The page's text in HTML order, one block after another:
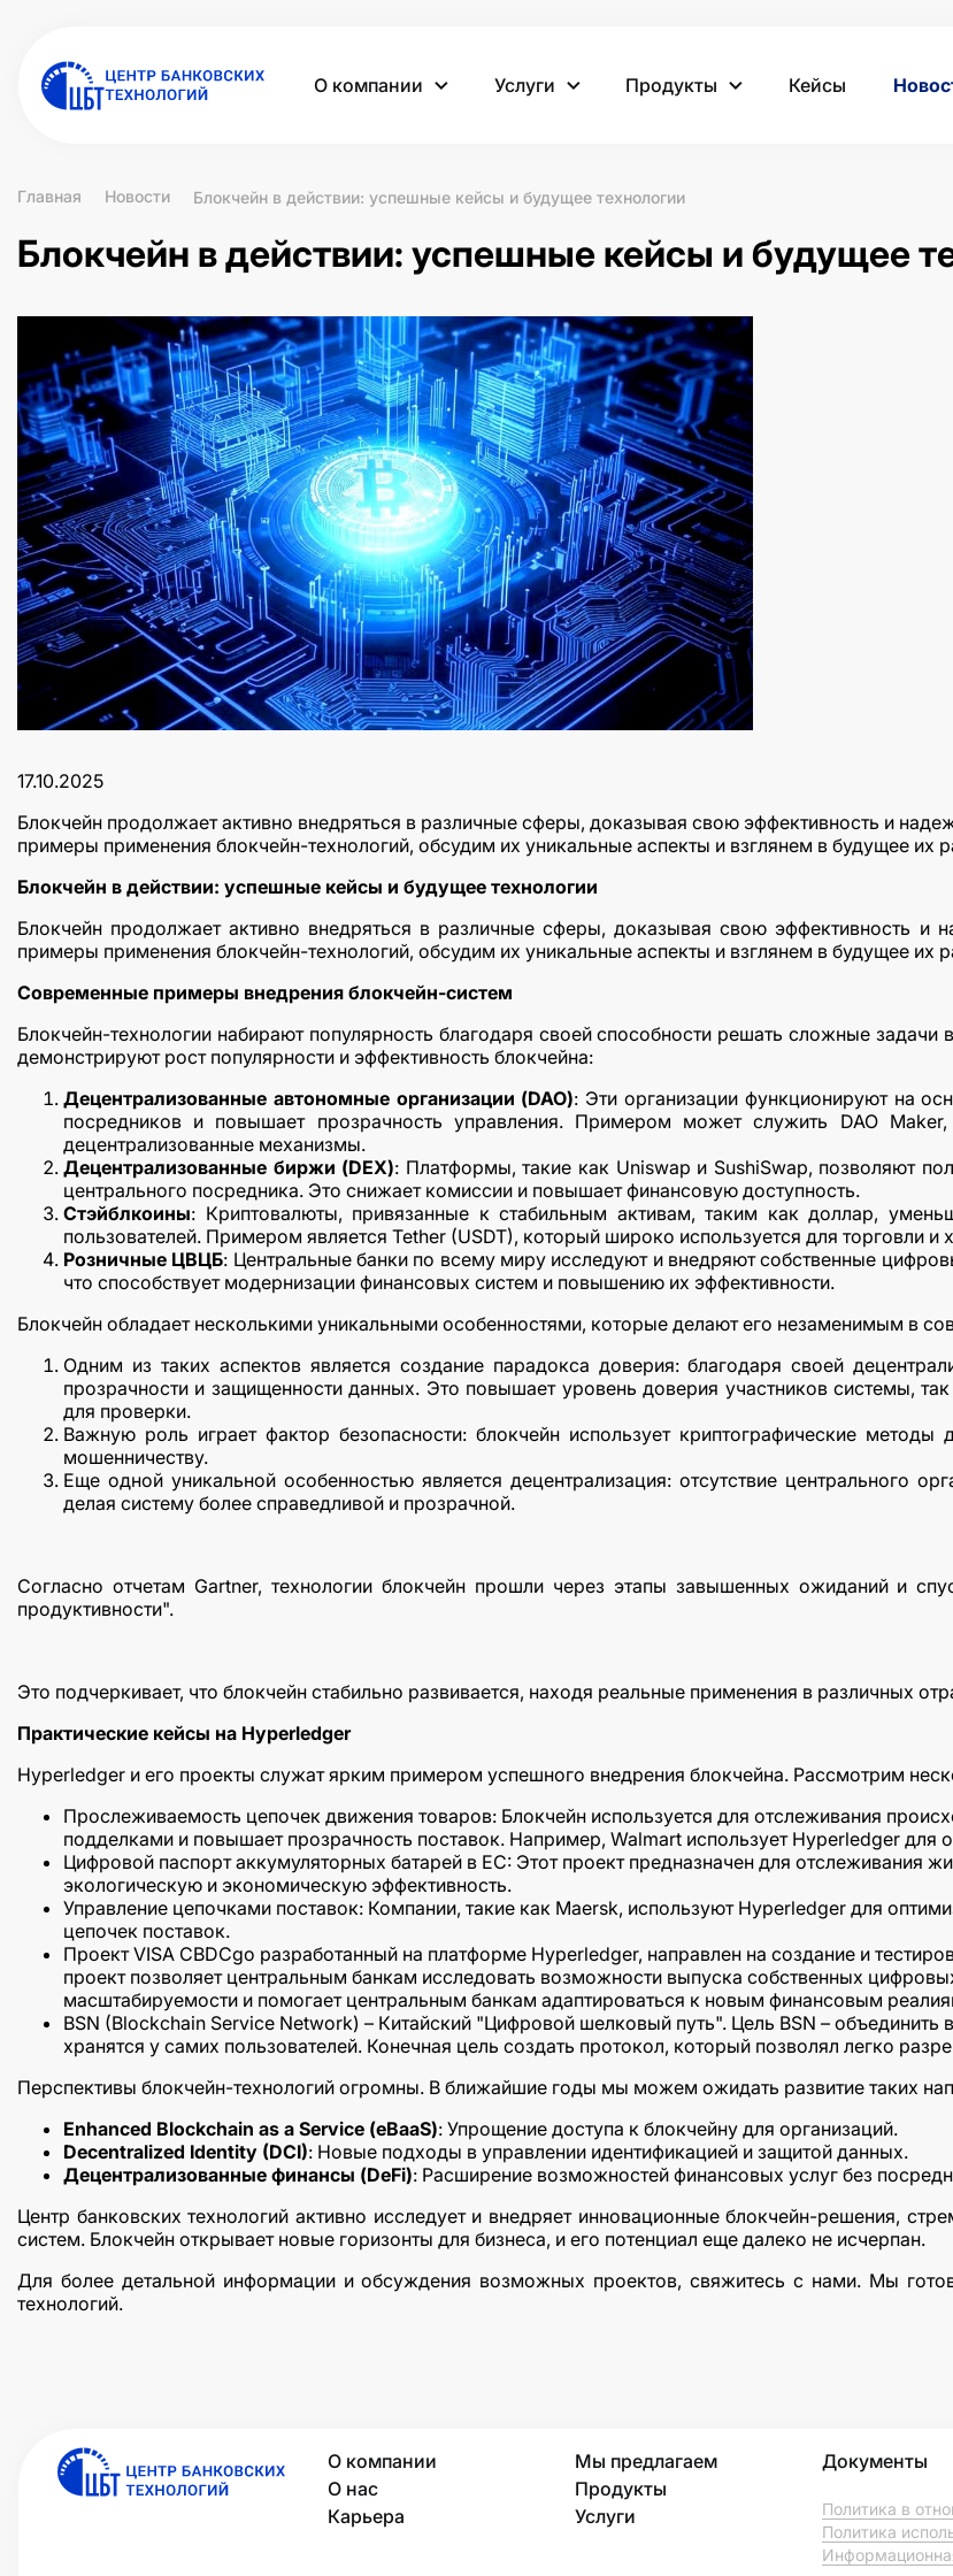
О компании Услуги Продукты Кейсы
Главная Новости Блокчейн в действии: успешные кейсы и будущее технологии
Блокчейн в действии: успешные кейсы и будущее
17.10.2025
Блокчейн продолжает активно внедряться в различные сферы, доказывая свою эффективность и
примеры применения блокчейн-технологий, обсудим их уникальные аспекты и взглянем в будущее их
Блокчейн в действии: успешные кейсы и будущее технологии
Блокчейн продолжает активно внедряться в различные сферы, доказывая свою эффективность
примеры применения блокчейн-технологий, обсудим их уникальные аспекты и взглянем в будущее их
Современные примеры внедрения блокчейн-систем
Блокчейн-технологии набирают популярность благодаря своей способности решать сложные
демонстрируют рост популярности и эффективность блокчейна:
Децентрализованные автономные организации (DAO): Эти организации функционируют на
посредников и повышает прозрачность управления. Примером может служить DAO
децентрализованные механизмы.
Децентрализованные биржи (DEX): Платформы, такие как Uniswap и SushiSwap, позволяют
центрального посредника. Это снижает комиссии и повышает финансовую доступность.
Стэйблкоины: Криптовалюты, привязанные к стабильным активам, таким как доллар,
пользователей. Примером является Tether (USDT), который широко используется для торговли и
Розничные ЦВЦБ: Центральные банки по всему миру исследуют и внедряют собственные
что способствует модернизации финансовых систем и повышению их эффективности.
Блокчейн обладает несколькими уникальными особенностями, которые делают его незаменимым в
Одним из таких аспектов является создание парадокса доверия: благодаря своей
прозрачности и защищенности данных. Это повышает уровень доверия участников системы,
для проверки.
Важную роль играет фактор безопасности: блокчейн использует криптографические
мошенничеству.
Еще одной уникальной особенностью является децентрализация: отсутствие центрального
делая систему более справедливой и прозрачной.
Согласно отчетам Gartner, технологии блокчейн прошли через этапы завышенных ожиданий и
продуктивности".
Это подчеркивает, что блокчейн стабильно развивается, находя реальные применения в различных
Практические кейсы на Hyperledger
Hyperledger и его проекты служат ярким примером успешного внедрения блокчейна. Рассмотрим
Прослеживаемость цепочек движения товаров: Блокчейн используется для отслеживания
подделками и повышает прозрачность поставок. Например, Walmart использует Hyperledger для
Цифровой паспорт аккумуляторных батарей в ЕС: Этот проект предназначен для отслеживания
экологическую и экономическую эффективность.
Управление цепочками поставок: Компании, такие как Maersk, используют Hyperledger для
цепочек поставок.
Проект VISA CBDCgo разработанный на платформе Hyperledger, направлен на создание и
проект позволяет центральным банкам исследовать возможности выпуска собственных
масштабируемости и помогает центральным банкам адаптироваться к новым финансовым
BSN (Blockchain Service Network) – Китайский "Цифровой шелковый путь". Цель BSN –
хранятся у самих пользователей. Конечная цель создать протокол, который позволял легко
Перспективы блокчейн-технологий огромны. В ближайшие годы мы можем ожидать развитие таких
Enhanced Blockchain as a Service (eBaaS): Упрощение доступа к блокчейну для организаций.
Decentralized Identity (DCI): Новые подходы в управлении идентификацией и защитой данных.
Децентрализованные финансы (DeFi): Расширение возможностей финансовых услуг без
Центр банковских технологий активно исследует и внедряет инновационные блокчейн-решения,
систем. Блокчейн открывает новые горизонты для бизнеса, и его потенциал еще далеко не исчерпан.
Для более детальной информации и обсуждения возможных проектов, свяжитесь с нами. Мы
технологий.
О компании
О нас
Карьера
Мы предлагаем
Продукты
Услуги
Документы
Политика в
Политика